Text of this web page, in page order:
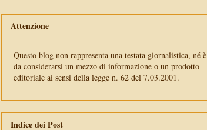
Attenzione
Questo blog non rappresenta una testata giornalistica, né è
da considerarsi un mezzo di informazione o un prodotto
editoriale ai sensi della legge n. 62 del 7.03.2001.
Indice dei Post